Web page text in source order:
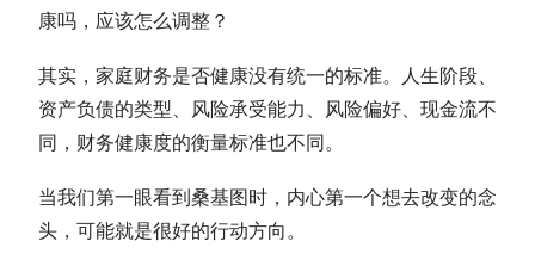
康吗，应该怎么调整？
其实，家庭财务是否健康没有统一的标准。人生阶段、
资产负债的类型、风险承受能力、风险偏好、 现金流不
同，财务健康度的衡量标准也不同。
当我们第一眼看到桑基图时，内心第一个想去改变的念
头，可能就是很好的行动方向。